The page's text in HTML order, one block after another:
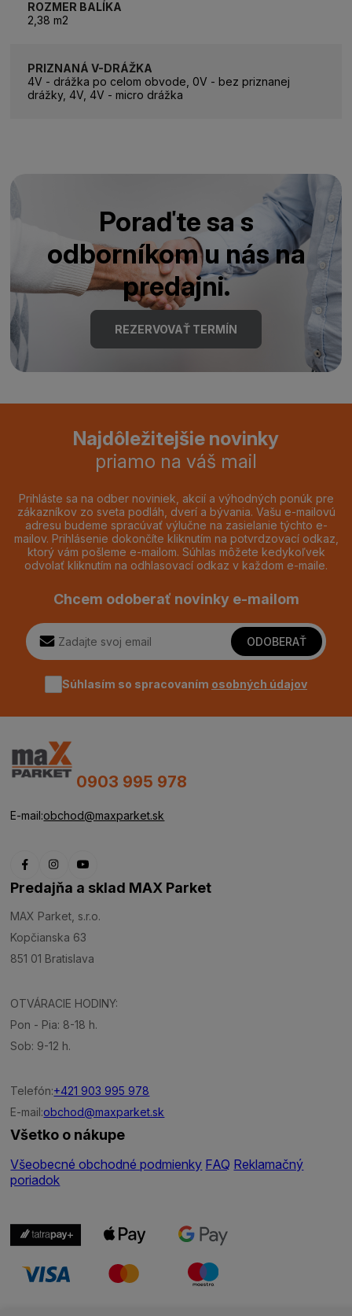
ROZMER BALÍKA
2,38 m2
PRIZNANÁ V-DRÁŽKA
4V - drážka po celom obvode, 0V - bez priznanej
drážky, 4V, 4V - micro drážka
Poraďte sa s
odborníkom u nás na
predajni.
REZERVOVAŤ TERMÍN
Najdôležitejšie novinky
priamo na váš mail
Prihláste sa na odber noviniek, akcií a výhodných ponúk pre
zákazníkov zo sveta podláh, dverí a bývania. Vašu e-mailovú
adresu budeme spracúvať výlučne na zasielanie týchto e-
mailov. Prihlásenie dokončíte kliknutím na potvrdzovací odkaz,
ktorý vám pošleme e-mailom. Súhlas môžete kedykoľvek
odvolať kliknutím na odhlasovací odkaz v každom e-maile.
Chcem odoberať novinky e-mailom
ODOBERAŤ
Súhlasím so spracovaním osobných údajov
0903 995 978
E-mail:obchod@maxparket.sk
Predajňa a sklad MAX Parket
MAX Parket, s.r.o.
Kopčianska 63
851 01 Bratislava
OTVÁRACIE HODINY:
Pon - Pia: 8-18 h.
Sob: 9-12 h.
Telefón:+421 903 995 978
E-mail:obchod@maxparket.sk
Všetko o nákupe
Všeobecné obchodné podmienky FAQ Reklamačný
poriadok